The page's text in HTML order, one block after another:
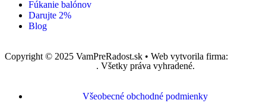
Fúkanie balónov
Darujte 2%
Blog
Copyright © 2025 VamPreRadost.sk • Web vytvorila firma:
. Všetky práva vyhradené.
Všeobecné obchodné podmienky